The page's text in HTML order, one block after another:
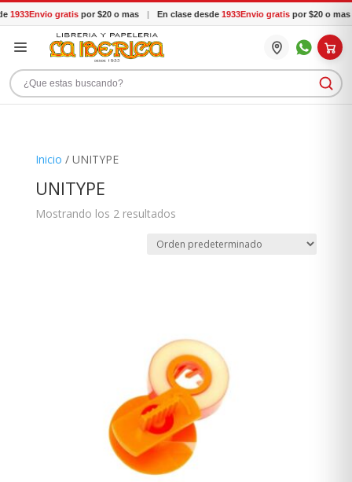
1933Envio gratispor $20 o mas En clase desde1933Envio gratispor $20 o mas
Buscar productos
Inicio / UNITYPE
UNITYPE
Mostrando los 2 resultados